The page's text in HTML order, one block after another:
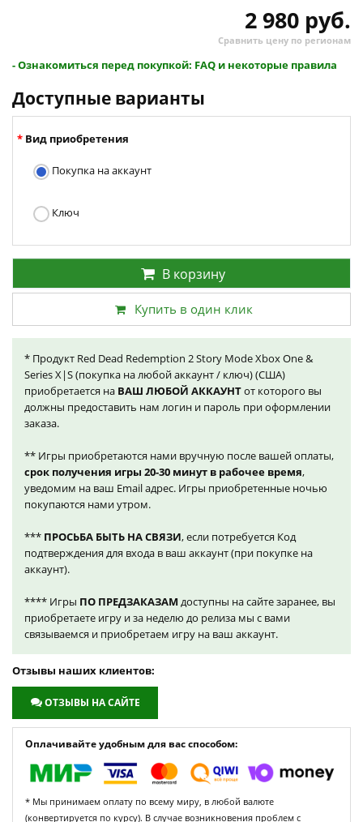
2 980 руб.
Сравнить цену по регионам
- Ознакомиться перед покупкой: FAQ и некоторые правила
Доступные варианты
Вид приобретения
Покупка на аккаунт
Ключ
В корзину
Купить в один клик
* Продукт Red Dead Redemption 2 Story Mode Xbox One &
Series X|S (покупка на любой аккаунт / ключ) (США)
приобретается на ВАШ ЛЮБОЙ АККАУНТот которого вы
должны предоставить нам логин и пароль при оформлении
заказа.
** Игры приобретаются нами вручную после вашей оплаты,
срок получения игры 20-30 минут в рабочее время,
уведомим на ваш Email адрес. Игры приобретенные ночью
покупаются нами утром.
*** ПРОСЬБА БЫТЬ НА СВЯЗИ, если потребуется Код
подтверждения для входа в ваш аккаунт (при покупке на
аккаунт).
**** Игры ПО ПРЕДЗАКАЗАМ доступны на сайте заранее, вы
приобретаете игру и за неделю до релиза мы с вами
связываемся и приобретаем игру на ваш аккаунт.
Отзывы наших клиентов:
ОТЗЫВЫ НА САЙТЕ
Оплачивайте удобным для вас способом:
* Мы принимаем оплату по всему миру, в любой валюте
(конвертируется по курсу). В случае возникновения проблем с